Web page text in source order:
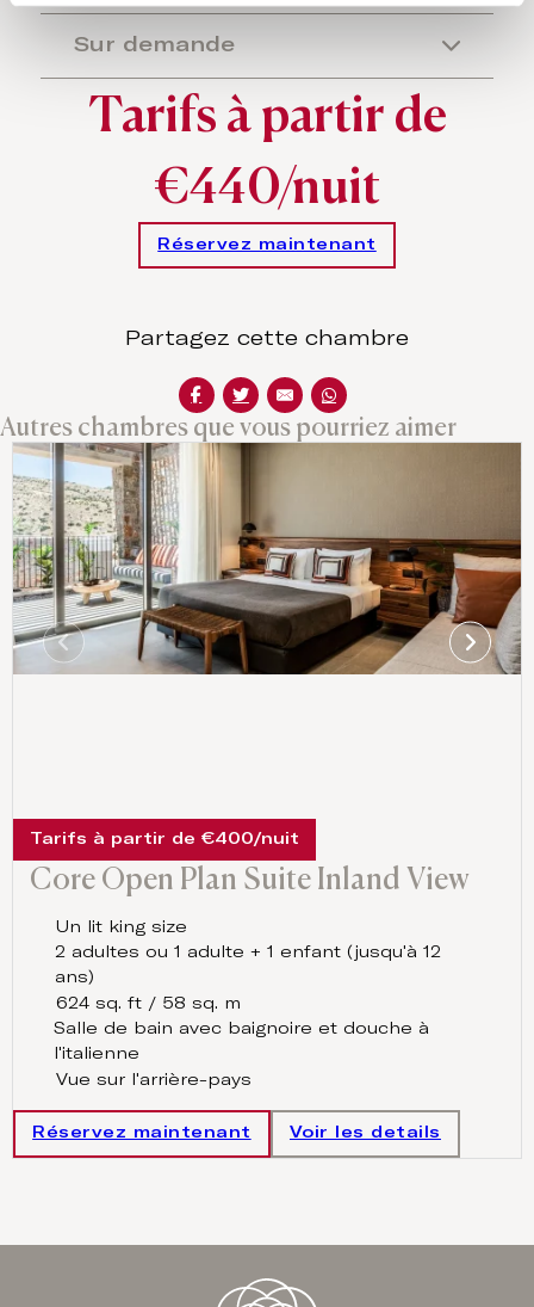
Sur demande
Tarifs à partir de
€440/nuit
Réservez maintenant
Partagez cette chambre
Autres chambres que vous pourriez aimer
Core Open Plan Suite Inland View
Un lit king size
2 adultes ou 1 adulte + 1 enfant (jusqu'à 12
ans)
624 sq. ft / 58 sq. m
Salle de bain avec baignoire et douche à
l'italienne
Vue sur l'arrière-pays
Tarifs à partir de €400/nuit
Réservez maintenant Voir les details